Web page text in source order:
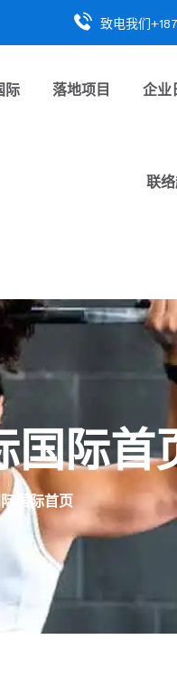
致电我们
际 落地项目 企业
联络
国际首
国际首页